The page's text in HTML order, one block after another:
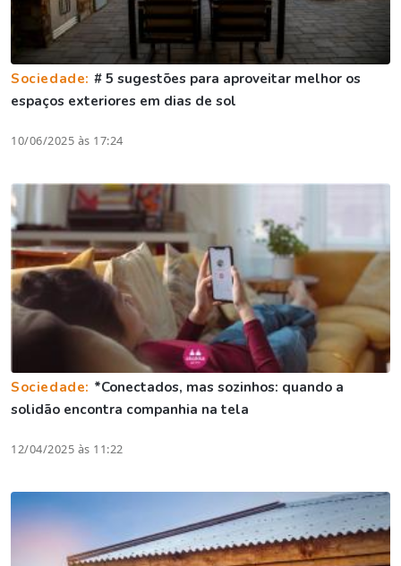
Sociedade: # 5 sugestões para aproveitar melhor os
espaços exteriores em dias de sol
10/06/2025 às 17:24
Sociedade: *Conectados, mas sozinhos: quando a
solidão encontra companhia na tela
12/04/2025 às 11:22